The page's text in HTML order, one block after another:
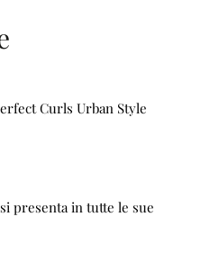
Curls Urban Style
presenta in tutte le sue